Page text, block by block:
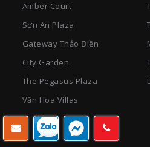
Amber Court
Sơn An Plaza
Gateway Thảo Điền
City Garden
The Pegasus Plaza
Văn Hoa Villas